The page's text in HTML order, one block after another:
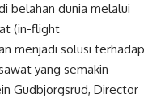
belahan dunia melalui
(in-flight
menjadi solusi terhadap
yang semakin
Gudbjorgsrud, Director